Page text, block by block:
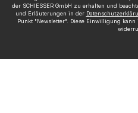
Mehr Informationen zu
der SCHIESSER GmbH zu erhalten und
und Erläuterungen in der
Punkt "Newsletter". Diese Einwilligung